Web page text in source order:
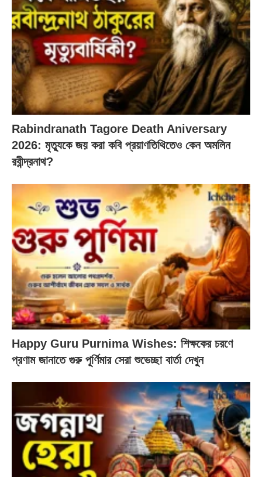
Rabindranath Tagore Death Aniversary
2026: মৃত্যুকে জয় করা কবি প্রয়াণতিথিতেও কেন অমলিন
রবীন্দ্রনাথ?
Happy Guru Purnima Wishes: শিক্ষকের চরণে
প্রণাম জানাতে গুরু পূর্ণিমার সেরা শুভেচ্ছা বার্তা দেখুন